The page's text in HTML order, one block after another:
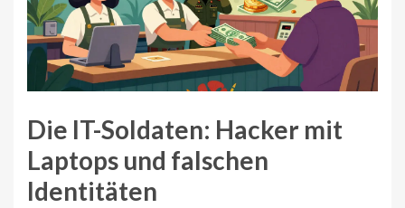
Die IT-Soldaten: Hacker mit
Laptops und falschen
Identitäten